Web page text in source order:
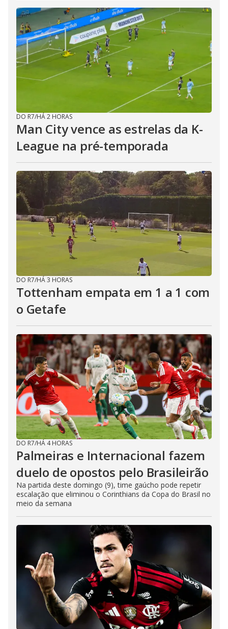
DO R7/HÁ 2 HORAS
Man City vence as estrelas da K-
League na pré-temporada
DO R7/HÁ 3 HORAS
Tottenham empata em 1 a 1 com
o Getafe
DO R7/HÁ 4 HORAS
Palmeiras e Internacional fazem
duelo de opostos pelo Brasileirão
Na partida deste domingo (9), time gaúcho pode repetir
escalação que eliminou o Corinthians da Copa do Brasil no
meio da semana